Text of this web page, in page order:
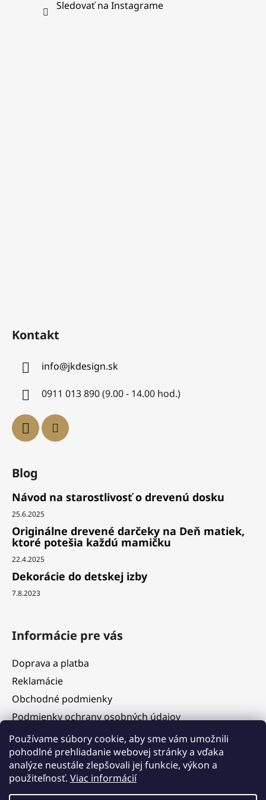
Používame súbory cookie, aby sme vám umožnili
pohodlné prehliadanie webovej stránky a vďaka
analýze neustále zlepšovali jej funkcie, výkon a
použiteľnosť. Viac informácií
Sledovať na Instagrame
Kontakt
info@jkdesign.sk
0911 013 890 (9.00 - 14.00 hod.)
Blog
Návod na starostlivosť o drevenú dosku
25.6.2025
Originálne drevené darčeky na Deň matiek,
ktoré potešia každú mamičku
22.4.2025
Dekorácie do detskej izby
7.8.2023
Informácie pre vás
Doprava a platba
Reklamácie
Obchodné podmienky
Podmienky ochrany osobných údajov
Služby
Hodnotenie obchodu
Blog